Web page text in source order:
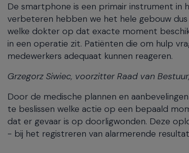
De smartphone is een primair instrument in
verbeteren hebben we het hele gebouw
welke dokter op dat exacte moment
in een operatie zit. Patiënten die om hulp
medewerkers adequaat kunnen reageren.
Grzegorz Siwiec, voorzitter Raad van
Door de medische plannen en
te beslissen welke actie op een bepaald
dat er gevaar is op doorligwonden. Deze
- bij het registreren van alarmerende